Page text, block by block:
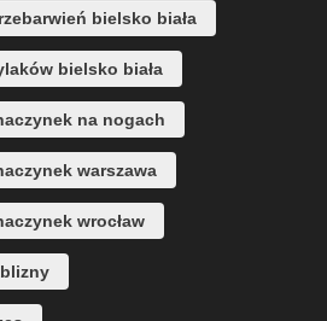
bielsko biała
bielsko biała
na nogach
warszawa
wrocław